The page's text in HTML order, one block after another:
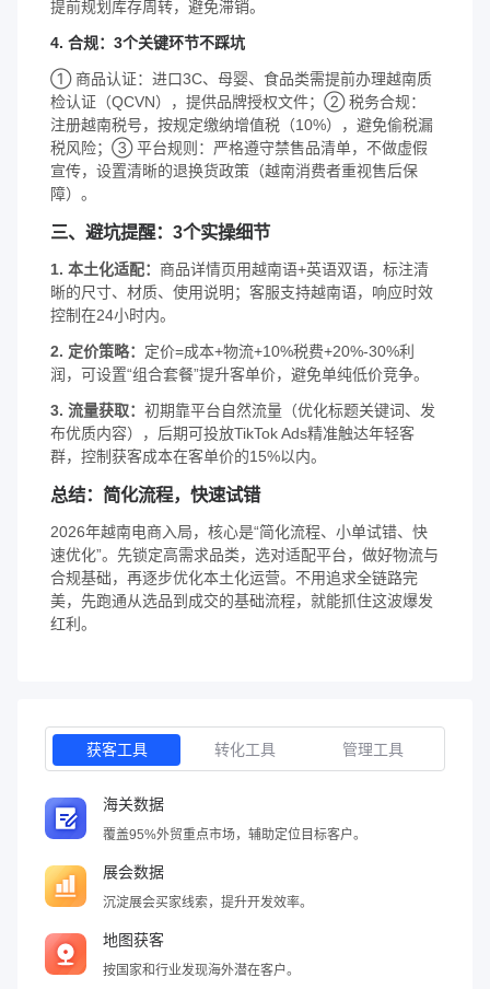
提前规划库存周转，避免滞销。
4. 合规：3个关键环节不踩坑
① 商品认证：进口3C、母婴、食品类需提前办理越南质
检认证（QCVN），提供品牌授权文件；② 税务合规：
注册越南税号，按规定缴纳增值税（10%），避免偷税漏
税风险；③ 平台规则：严格遵守禁售品清单，不做虚假
宣传，设置清晰的退换货政策（越南消费者重视售后保
障）。
三、避坑提醒：3个实操细节
1. 本土化适配： 商品详情页用越南语+英语双语，标注清
晰的尺寸、材质、使用说明；客服支持越南语，响应时效
控制在24小时内。
2. 定价策略： 定价=成本+物流+10%税费+20%-30%利
润，可设置“组合套餐”提升客单价，避免单纯低价竞争。
3. 流量获取： 初期靠平台自然流量（优化标题关键词、发
布优质内容），后期可投放TikTok Ads精准触达年轻客
群，控制获客成本在客单价的15%以内。
总结：简化流程，快速试错
2026年越南电商入局，核心是“简化流程、小单试错、快
速优化”。先锁定高需求品类，选对适配平台，做好物流与
合规基础，再逐步优化本土化运营。不用追求全链路完
美，先跑通从选品到成交的基础流程，就能抓住这波爆发
红利。
获客工具 转化工具 管理工具
海关数据
覆盖95%外贸重点市场，辅助定位目标客户。
展会数据
沉淀展会买家线索，提升开发效率。
地图获客
按国家和行业发现海外潜在客户。